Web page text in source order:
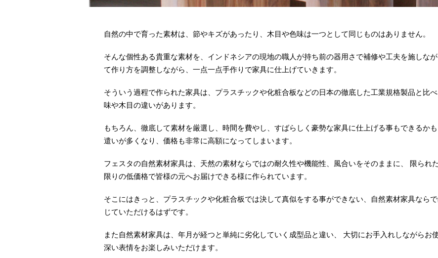
自然の中で育った素材は、節やキズがあったり、木目や色味は一つとして同じものはありません。
そんな個性ある貴重な素材を、インドネシアの現地の職人が持ち前の器用さで補修や工夫を施しな
て作り方を調整しながら、一点一点手作りで家具に仕上げていきます。
そういう過程で作られた家具は、プラスチックや化粧合板などの日本の徹底した工業規格製品と比
味や木目の違いがあります。
もちろん、徹底して素材を厳選し、時間を費やし、すばらしく豪勢な家具に仕上げる事もできるか
遣いが多くなり、価格も非常に高額になってしまいます。
フェスタの自然素材家具は、天然の素材ならではの耐久性や機能性、風合いをそのままに、 限られ
限りの低価格で皆様の元へお届けできる様に作られています。
そこにはきっと、プラスチックや化粧合板では決して真似をする事ができない、自然素材家具なら
じていただけるはずです。
また自然素材家具は、年月が経つと単純に劣化していく成型品と違い、 大切にお手入れしながらお
深い表情をお楽しみいただけます。